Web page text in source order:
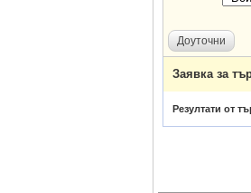
Доуточни
Заявка за
Резултати от